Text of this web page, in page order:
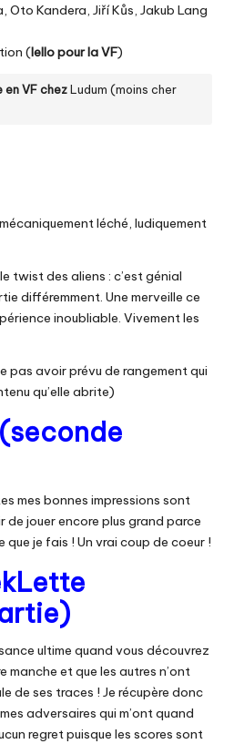
Oto Kandera, Jiří Kůs, Jakub Lang
(Iello pour la VF)
en VF chez Ludum(moins cher
léché, ludiquement
twist des aliens : c’est génial
différemment. Une merveille ce
inoubliable. Vivement les
pas avoir prévu de rangement qui
qu’elle abrite)
mes bonnes impressions sont
de jouer encore plus grand parce
que je fais ! Un vrai coup de coeur !
ultime quand vous découvrez
manche et que les autres n’ont
de ses traces ! Je récupère donc
adversaires qui m’ont quand
regret puisque les scores sont